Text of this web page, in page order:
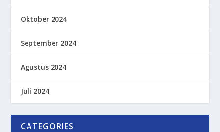
Oktober 2024
September 2024
Agustus 2024
Juli 2024
CATEGORIES